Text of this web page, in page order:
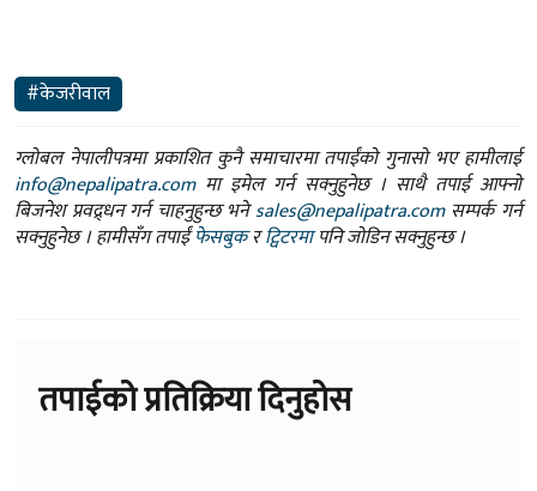
#केजरीवाल
ग्लोबल नेपालीपत्रमा प्रकाशित कुनै समाचारमा तपाईंको गुनासो भए हामीलाई
info@nepalipatra.comमा इमेल गर्न सक्नुहुनेछ । साथै तपाई आफ्नो
बिजनेश प्रवद्र्धन गर्न चाहनुहुन्छ भनेsales@nepalipatra.comसम्पर्क गर्न
सक्नुहुनेछ । हामीसँग तपाईंफेसबुकरट्विटरमापनि जोडिन सक्नुहुन्छ ।
तपाईको प्रतिक्रिया दिनुहोस